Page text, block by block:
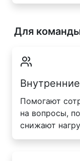
Для
Помогают
на вопросы,
снижают